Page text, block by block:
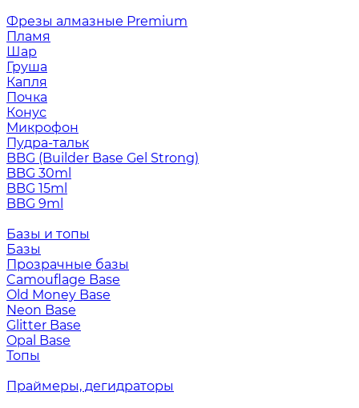
Фрезы алмазные Premium
Пламя
Шар
Груша
Капля
Почка
Конус
Микрофон
Пудра-тальк
BBG (Builder Base Gel Strong)
BBG 30ml
BBG 15ml
BBG 9ml
Базы и топы
Базы
Прозрачные базы
Camouflage Base
Old Money Base
Neon Base
Glitter Base
Opal Base
Топы
Праймеры, дегидраторы